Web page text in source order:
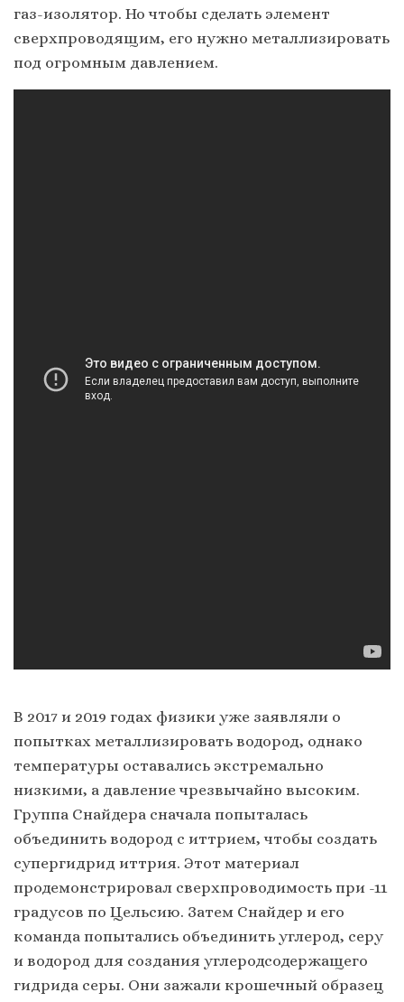
газ-изолятор. Но чтобы сделать элемент
сверхпроводящим, его нужно металлизировать
под огромным давлением.
В 2017 и 2019 годах физики уже заявляли о
попытках металлизировать водород, однако
температуры оставались экстремально
низкими, а давление чрезвычайно высоким.
Группа Снайдера сначала попыталась
объединить водород с иттрием, чтобы создать
супергидрид иттрия. Этот материал
продемонстрировал сверхпроводимость при -11
градусов по Цельсию. Затем Снайдер и его
команда попытались объединить углерод, серу
и водород для создания углеродсодержащего
гидрида серы. Они зажали крошечный образец